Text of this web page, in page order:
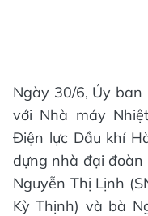
Ngày 30/6, Ủy ban
với Nhà máy
Điện lực Dầu khí
dựng nhà đại đoàn
Nguyễn Thị Lịnh
Kỳ Thịnh) và bà